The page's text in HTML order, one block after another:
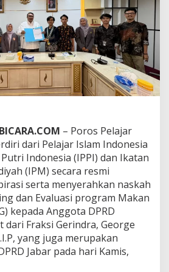
a
B
a
r
a
t
e
k
a
n
a
s
k
a
h
A
k
a
– Poros Pelajar
dari Pelajar Islam Indonesia
Indonesia (IPPI) dan Ikatan
(IPM) secara resmi
serta menyerahkan naskah
dan Evaluasi program Makan
kepada Anggota DPRD
dari Fraksi Gerindra, George
yang juga merupakan
Jabar pada hari Kamis,